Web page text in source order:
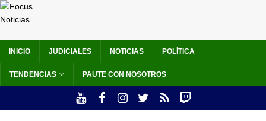
INICIO JUDICIALES NOTICIAS POLÍTICA
TENDENCIAS PAUTE CON NOSOTROS